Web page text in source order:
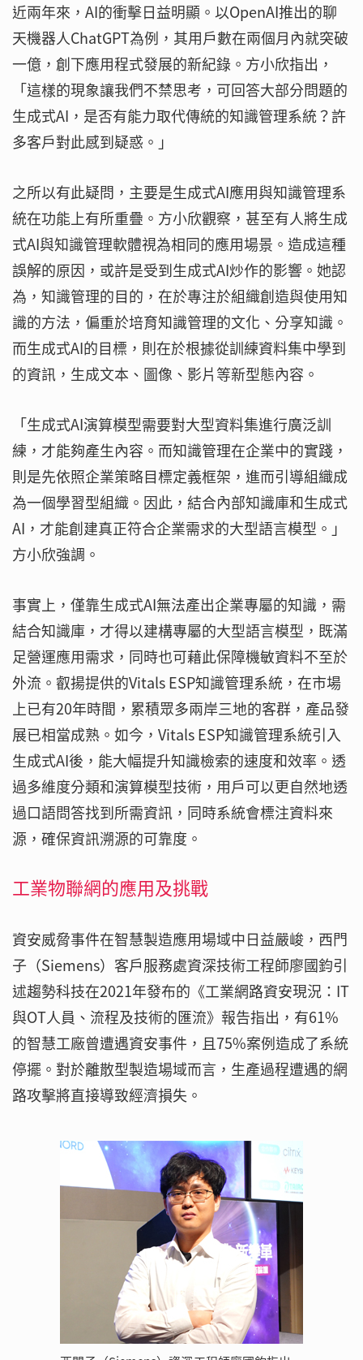
近兩年來，AI的衝擊日益明顯。以OpenAI推出的聊
天機器人ChatGPT為例，其用戶數在兩個月內就突破
一億，創下應用程式發展的新紀錄。方小欣指出，
「這樣的現象讓我們不禁思考，可回答大部分問題的
生成式AI，是否有能力取代傳統的知識管理系統？許
多客戶對此感到疑惑。」
之所以有此疑問，主要是生成式AI應用與知識管理系
統在功能上有所重疊。方小欣觀察，甚至有人將生成
式AI與知識管理軟體視為相同的應用場景。造成這種
誤解的原因，或許是受到生成式AI炒作的影響。她認
為，知識管理的目的，在於專注於組織創造與使用知
識的方法，偏重於培育知識管理的文化、分享知識。
而生成式AI的目標，則在於根據從訓練資料集中學到
的資訊，生成文本、圖像、影片等新型態內容。
「生成式AI演算模型需要對大型資料集進行廣泛訓
練，才能夠產生內容。而知識管理在企業中的實踐，
則是先依照企業策略目標定義框架，進而引導組織成
為一個學習型組織。因此，結合內部知識庫和生成式
AI，才能創建真正符合企業需求的大型語言模型。」
方小欣強調。
事實上，僅靠生成式AI無法產出企業專屬的知識，需
結合知識庫，才得以建構專屬的大型語言模型，既滿
足營運應用需求，同時也可藉此保障機敏資料不至於
外流。叡揚提供的Vitals ESP知識管理系統，在市場
上已有20年時間，累積眾多兩岸三地的客群，產品發
展已相當成熟。如今，Vitals ESP知識管理系統引入
生成式AI後，能大幅提升知識檢索的速度和效率。透
過多維度分類和演算模型技術，用戶可以更自然地透
過口語問答找到所需資訊，同時系統會標注資料來
源，確保資訊溯源的可靠度。
工業物聯網的應用及挑戰
資安威脅事件在智慧製造應用場域中日益嚴峻，西門
子（Siemens）客戶服務處資深技術工程師廖國鈞引
述趨勢科技在2021年發布的《工業網路資安現況：IT
與OT人員、流程及技術的匯流》報告指出，有61%
的智慧工廠曾遭遇資安事件，且75%案例造成了系統
停擺。對於離散型製造場域而言，生產過程遭遇的網
路攻擊將直接導致經濟損失。